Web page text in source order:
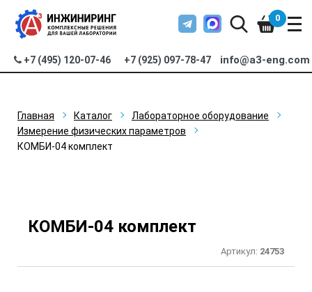
+7 (495) 120-07-46 +7 (925) 097-78-47 info@a3-eng.com
0
Главная Каталог
Лабораторное оборудование
Измерение физических параметров
КОМБИ-04 комплект
КОМБИ-04 комплект
Артикул: 24753